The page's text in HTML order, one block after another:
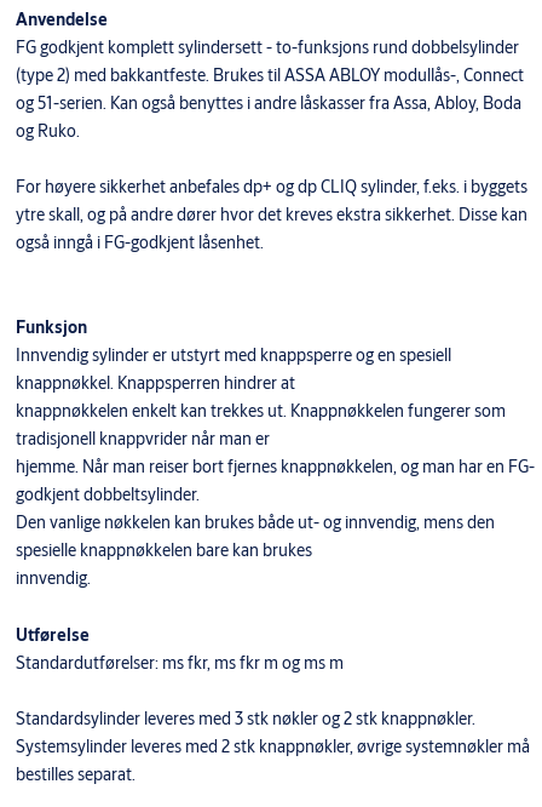
Anvendelse
FG godkjent komplett sylindersett - to-funksjons rund dobbelsylinder
(type 2) med bakkantfeste. Brukes til ASSA ABLOY modullås-, Connect
og 51-serien. Kan også benyttes i andre låskasser fra Assa, Abloy, Boda
og Ruko.
For høyere sikkerhet anbefales dp+ og dp CLIQ sylinder, f.eks. i byggets
ytre skall, og på andre dører hvor det kreves ekstra sikkerhet. Disse kan
også inngå i FG-godkjent låsenhet.
Funksjon
Innvendig sylinder er utstyrt med knappsperre og en spesiell
knappnøkkel. Knappsperren hindrer at
knappnøkkelen enkelt kan trekkes ut. Knappnøkkelen fungerer som
tradisjonell knappvrider når man er
hjemme. Når man reiser bort fjernes knappnøkkelen, og man har en FG-
godkjent dobbeltsylinder.
Den vanlige nøkkelen kan brukes både ut- og innvendig, mens den
spesielle knappnøkkelen bare kan brukes
innvendig.
Utførelse
Standardutførelser: ms fkr, ms fkr m og ms m
Standardsylinder leveres med 3 stk nøkler og 2 stk knappnøkler.
Systemsylinder leveres med 2 stk knappnøkler, øvrige systemnøkler må
bestilles separat.